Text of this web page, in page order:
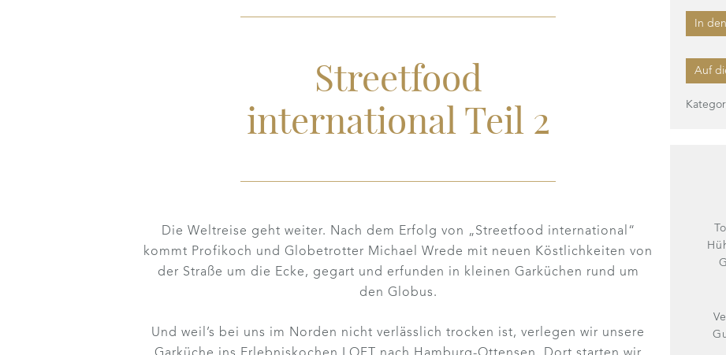
Streetfood
international Teil 2
Die Weltreise geht weiter. Nach dem Erfolg von „Streetfood international“
kommt Profikoch und Globetrotter Michael Wrede mit neuen Köstlichkeiten von
der Straße um die Ecke, gegart und erfunden in kleinen Garküchen rund um
den Globus.
Und weil’s bei uns im Norden nicht verlässlich trocken ist, verlegen wir unsere
In
Auf